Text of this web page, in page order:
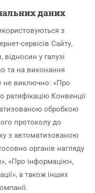
даних
з
сервісів Сайту,
у галузі
та на виконання
не виключно: «Про
ратифікацію Конвенції
обробкою
протоколу до
з автоматизованою
органів нагляду
«Про інформацію»,
а також інших